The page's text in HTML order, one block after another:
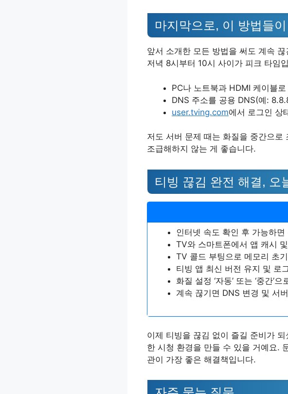
마지막으로, 이 방법들
앞서 소개한 모든 방법을 써도 계속
저녁 8시부터 10시 사이가 피크 타임
PC나 노트북과 HDMI 케이블
DNS 주소를 공용 DNS(예:
user.tving.com에서 로그인 상
저도 서버 문제 때는 화질을 중간으
조급해하지 않는 게 좋습니다.
티빙 끊김 완전 해결, 오
인터넷 속도 확인 후 가능하면
TV와 스마트폰에서 앱 캐시
TV 콜드 부팅으로 메모리 초
티빙 앱 최신 버전 유지 및 로
화질 설정 ‘자동’ 또는 ‘중간’으
계속 끊기면 DNS 변경 및 서
이제 티빙을 끊김 없이 즐길 준비가
한 시청 환경을 만들 수 있을 거예요.
관이 가장 좋은 해결책입니다.